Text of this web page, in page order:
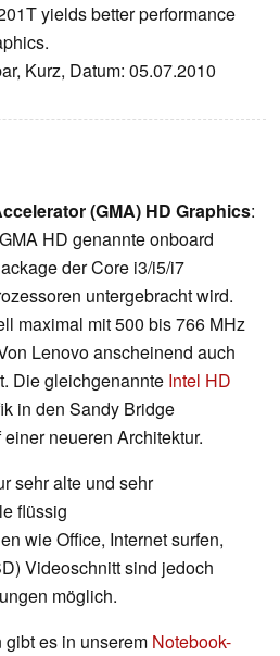
yields better performance
Kurz, Datum: 05.07.2010
(GMA) HD Graphics:
HD genannte onboard
der Core i3/i5/i7
untergebracht wird.
maximal mit 500 bis 766 MHz
Lenovo anscheinend auch
Die gleichgenannte Intel HD
in den Sandy Bridge
neueren Architektur.
sehr alte und sehr
flüssig
wie Office, Internet surfen,
Videoschnitt sind jedoch
möglich.
gibt es in unserem Notebook-